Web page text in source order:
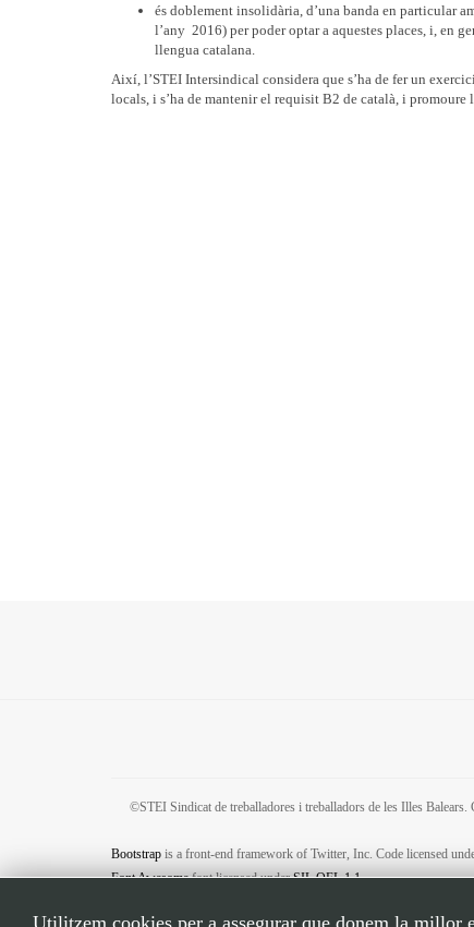
és doblement insolidària, d’una banda en particular
l’any 2016) per poder optar a aquestes places, i, en
llengua catalana.
Així, l’STEI Intersindical considera que s’ha de fer un
locals, i s’ha de mantenir el requisit B2 de català, i
©STEI Sindicat de treballadores i treballadors de les Illes
Bootstrap is a front-end framework of Twitter, Inc. Code licensed
Font Awesomefont licensed underSIL OFL 1.1.
Utilitzem cookies per a assegurar que donem la